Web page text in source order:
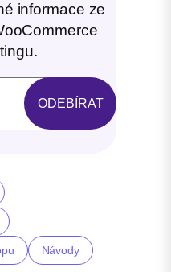
informace ze
Návody